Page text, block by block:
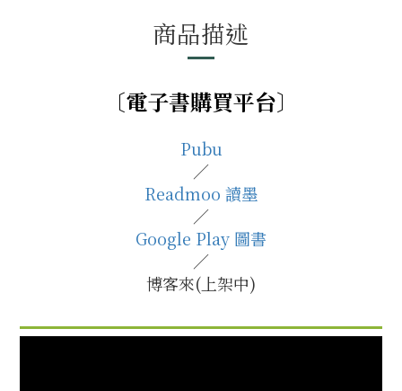
商品描述
〔電子書購買平台〕
Pubu
／
Readmoo 讀墨
／
Google Play 圖書
／
博客來(上架中)